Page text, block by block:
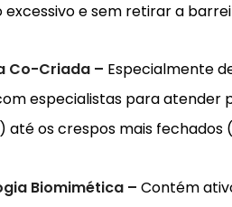
e sem retirar a
Co-Criada – Especialmente
especialistas para atender
até os crespos mais fechados
Biomimética – Contém